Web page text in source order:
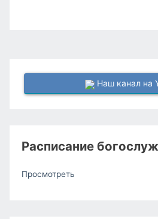
Наш канал на
Расписание
Просмотреть